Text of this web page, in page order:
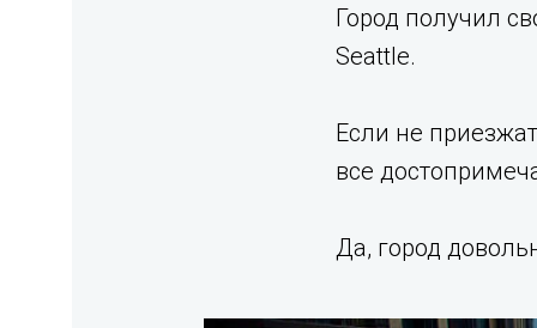
Город получил
Seattle.
Если не
все
Да, город